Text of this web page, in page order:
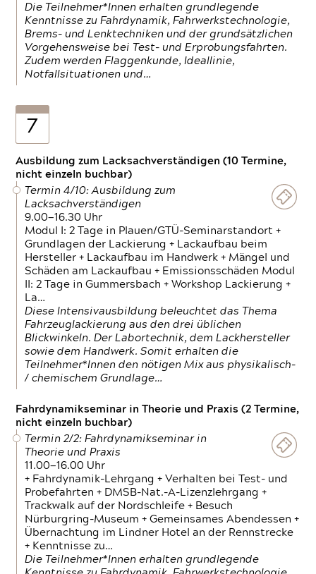
Die Teilnehmer*Innen erhalten grundlegende
Kenntnisse zu Fahrdynamik, Fahrwerkstechnologie,
Brems- und Lenktechniken und der grundsätzlichen
Vorgehensweise bei Test- und Erprobungsfahrten.
Zudem werden Flaggenkunde, Ideallinie,
Notfallsituationen und…
7
Ausbildung zum Lacksachverständigen (10 Termine,
nicht einzeln buchbar)
Termin 4/10: Ausbildung zum
Lacksachverständigen
9.00—16.30 Uhr
Modul I: 2 Tage in Plauen/GTÜ-Seminarstandort +
Grundlagen der Lackierung + Lackaufbau beim
Hersteller + Lackaufbau im Handwerk + Mängel und
Schäden am Lackaufbau + Emissionsschäden Modul
II: 2 Tage in Gummersbach + Workshop Lackierung +
La…
Diese Intensivausbildung beleuchtet das Thema
Fahrzeuglackierung aus den drei üblichen
Blickwinkeln. Der Labortechnik, dem Lackhersteller
sowie dem Handwerk. Somit erhalten die
Teilnehmer*Innen den nötigen Mix aus physikalisch-
/ chemischem Grundlage…
Fahrdynamikseminar in Theorie und Praxis (2 Termine,
nicht einzeln buchbar)
Termin 2/2: Fahrdynamikseminar in
Theorie und Praxis
11.00—16.00 Uhr
+ Fahrdynamik-Lehrgang + Verhalten bei Test- und
Probefahrten + DMSB-Nat.-A-Lizenzlehrgang +
Trackwalk auf der Nordschleife + Besuch
Nürburgring-Museum + Gemeinsames Abendessen +
Übernachtung im Lindner Hotel an der Rennstrecke
+ Kenntnisse zu…
Die Teilnehmer*Innen erhalten grundlegende